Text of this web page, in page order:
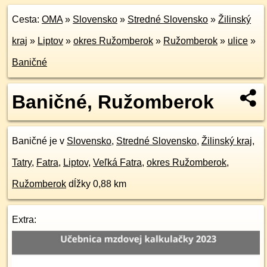
Cesta: OMA» Slovensko » Stredné Slovensko » Žilinský
kraj » Liptov » okres Ružomberok » Ružomberok » ulice »
Baničné
Baničné, Ružomberok
Baničné je v Slovensko, Stredné Slovensko, Žilinský kraj,
Tatry, Fatra, Liptov, Veľká Fatra, okres Ružomberok,
Ružomberok dĺžky 0,88 km
Extra: